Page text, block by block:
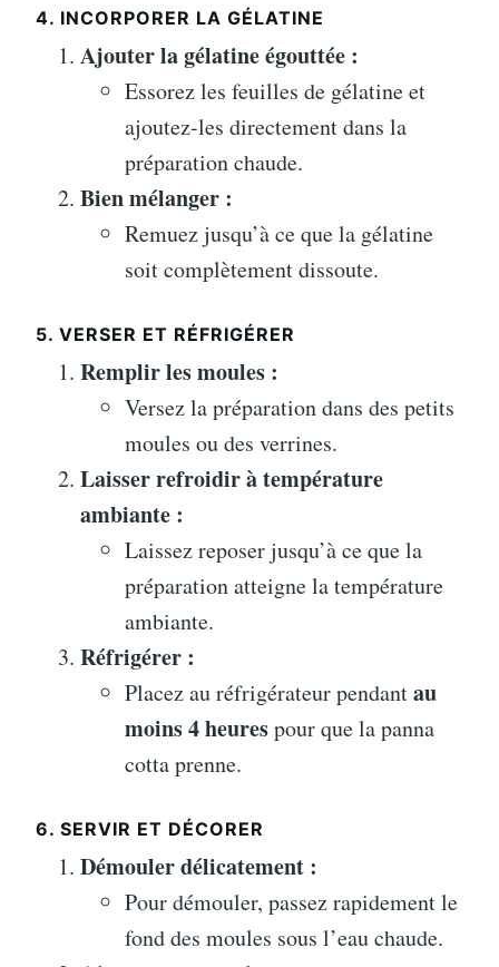
4. INCORPORER LA GÉLATINE
Ajouter la gélatine égouttée :
Essorez les feuilles de gélatine et
ajoutez-les directement dans la
préparation chaude.
Bien mélanger :
Remuez jusqu’à ce que la gélatine
soit complètement dissoute.
5. VERSER ET RÉFRIGÉRER
Remplir les moules :
Versez la préparation dans des petits
moules ou des verrines.
Laisser refroidir à température
ambiante :
Laissez reposer jusqu’à ce que la
préparation atteigne la température
ambiante.
Réfrigérer :
Placez au réfrigérateur pendantau
moins 4 heurespour que la panna
cotta prenne.
6. SERVIR ET DÉCORER
Démouler délicatement :
Pour démouler, passez rapidement le
fond des moules sous l’eau chaude.